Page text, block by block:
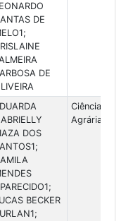
DE
DE
DOS
BECKER
Ciências
Agrárias